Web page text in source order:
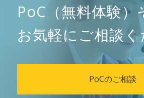
PoC（無料体験）
お気軽にご相談
PoCのご相談